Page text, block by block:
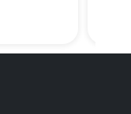
facile